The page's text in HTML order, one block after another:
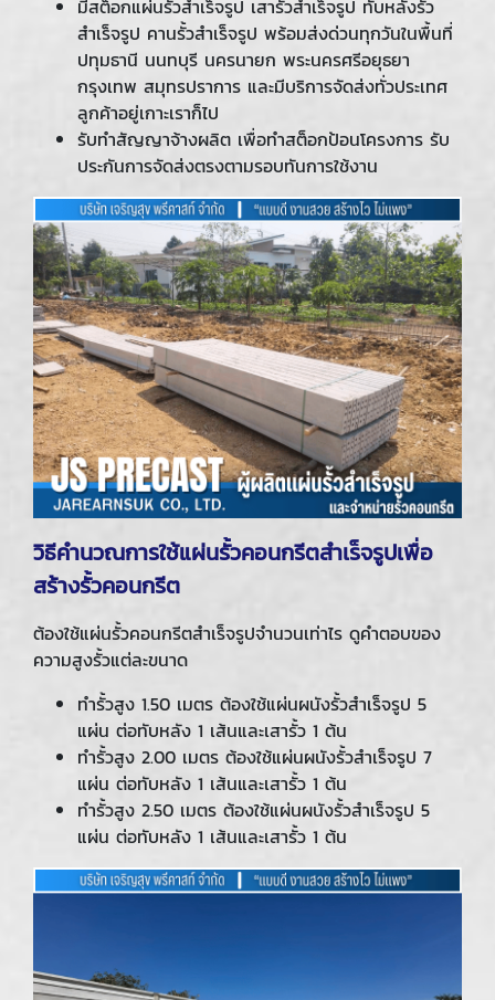
มีสต็อกแผ่นรั้วสำเร็จรูป เสารั้วสำเร็จรูป ทับหลังรั้ว
สำเร็จรูป คานรั้วสำเร็จรูป พร้อมส่งด่วนทุกวันในพื้นที่
ปทุมธานี นนทบุรี นครนายก พระนครศรีอยุธยา
กรุงเทพ สมุทรปราการ และมีบริการจัดส่งทั่วประเทศ
ลูกค้าอยู่เกาะเราก็ไป
รับทำสัญญาจ้างผลิต เพื่อทำสต็อกป้อนโครงการ รับ
ประกันการจัดส่งตรงตามรอบทันการใช้งาน
วิธีคำนวณการใช้แผ่นรั้วคอนกรีตสำเร็จรูปเพื่อ
สร้างรั้วคอนกรีต
ต้องใช้แผ่นรั้วคอนกรีตสำเร็จรูปจำนวนเท่าไร ดูคำตอบของ
ความสูงรั้วแต่ละขนาด
ทำรั้วสูง 1.50 เมตร ต้องใช้แผ่นผนังรั้วสำเร็จรูป 5
แผ่น ต่อทับหลัง 1 เส้นและเสารั้ว 1 ต้น
ทำรั้วสูง 2.00 เมตร ต้องใช้แผ่นผนังรั้วสำเร็จรูป 7
แผ่น ต่อทับหลัง 1 เส้นและเสารั้ว 1 ต้น
ทำรั้วสูง 2.50 เมตร ต้องใช้แผ่นผนังรั้วสำเร็จรูป 5
แผ่น ต่อทับหลัง 1 เส้นและเสารั้ว 1 ต้น